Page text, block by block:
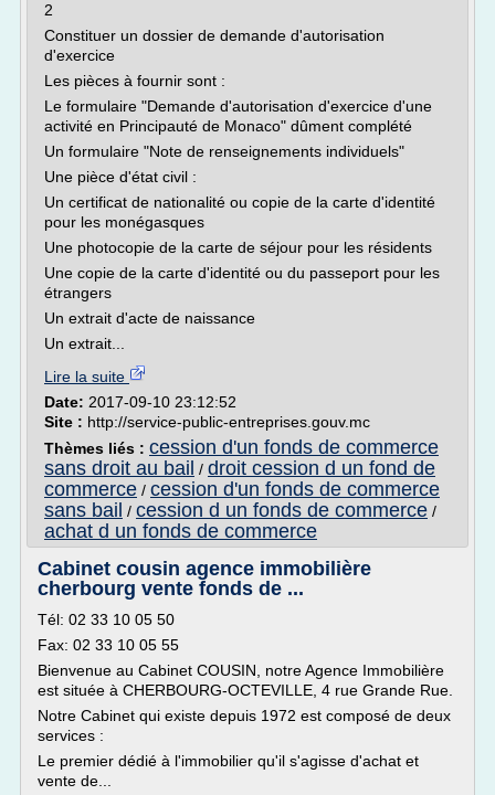
2
Constituer un dossier de demande d'autorisation
d'exercice
Les pièces à fournir sont :
Le formulaire "Demande d'autorisation d'exercice d'une
activité en Principauté de Monaco" dûment complété
Un formulaire "Note de renseignements individuels"
Une pièce d'état civil :
Un certificat de nationalité ou copie de la carte d'identité
pour les monégasques
Une photocopie de la carte de séjour pour les résidents
Une copie de la carte d'identité ou du passeport pour les
étrangers
Un extrait d'acte de naissance
Un extrait...
Lire la suite
Date: 2017-09-10 23:12:52
Site : http://service-public-entreprises.gouv.mc
Thèmes liés : cession d'un fonds de commerce
sans droit au bail / droit cession d un fond de
commerce / cession d'un fonds de commerce
sans bail / cession d un fonds de commerce /
achat d un fonds de commerce
Cabinet cousin agence immobilière
cherbourg vente fonds de ...
Tél: 02 33 10 05 50
Fax: 02 33 10 05 55
Bienvenue au Cabinet COUSIN, notre Agence Immobilière
est située à CHERBOURG-OCTEVILLE, 4 rue Grande Rue.
Notre Cabinet qui existe depuis 1972 est composé de deux
services :
Le premier dédié à l'immobilier qu'il s'agisse d'achat et
vente de...